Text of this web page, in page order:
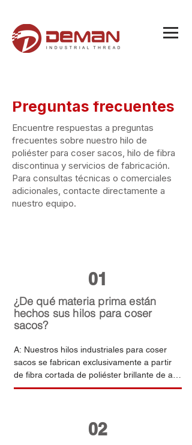
Preguntas frecuentes
Encuentre respuestas a preguntas
frecuentes sobre nuestro hilo de
poliéster para coser sacos, hilo de fibra
discontinua y servicios de fabricación.
Para consultas técnicas o comerciales
adicionales, contacte directamente a
nuestro equipo.
01
¿De qué materia prima están
hechos sus hilos para coser
sacos?
A: Nuestros hilos industriales para coser
sacos se fabrican exclusivamente a partir
de fibra cortada de poliéster brillante de alta
calidad (100 %). Esta materia prima de
resistencia a la abrasión y un rendimiento
de costura estable; además, su formulación
02